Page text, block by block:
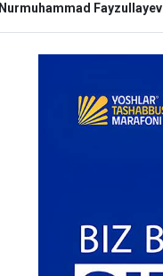
Nurmuhammad Fayzullayev